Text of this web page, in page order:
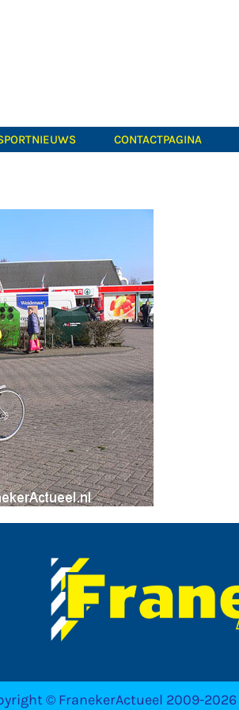
CONTACTPAGINA
© FranekerActueel 2009-2026